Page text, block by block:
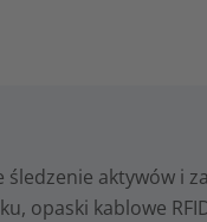
aktywów i
opaski kablowe